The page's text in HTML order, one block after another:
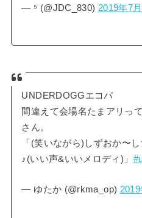
— ⁵ (@JDC_830) 2019年7
UNDERDOGGエコパ
間違えて会場名たまアリっ
さん。
「(笑いながら)しずおか〜
♪(いい声&いいメロディ)」
— ゆたか (@rkma_op)